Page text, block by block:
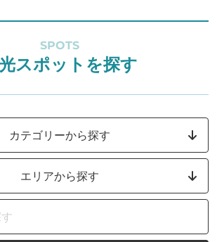
SPOTS
スポットを探す
カテゴリーから探す
エリアから探す